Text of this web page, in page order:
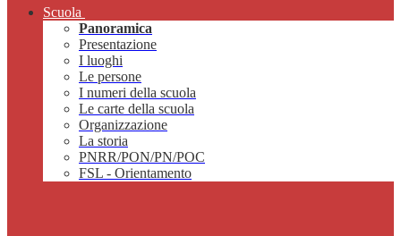
Scuola
Panoramica
Presentazione
I luoghi
Le persone
I numeri della scuola
Le carte della scuola
Organizzazione
La storia
PNRR/PON/PN/POC
FSL - Orientamento